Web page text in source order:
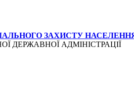
ЗАХИСТУ
ДЕРЖАВНОЇ АДМІНІСТРАЦІЇ